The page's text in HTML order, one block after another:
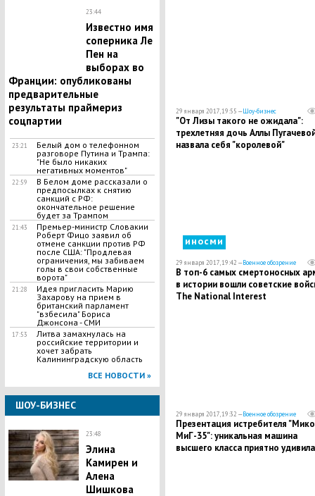
23:44
Известно имя
соперника Ле
Пен на
выборах во
Франции: опубликованы
предварительные
результаты праймериз
соцпартии
23:21
​Белый дом о телефонном
разговоре Путина и Трампа:
"Не было никаких
негативных моментов"
22:59
В Белом доме рассказали о
предпосылках к снятию
санкций с РФ:
окончательное решение
будет за Трампом
21:43
​Премьер-министр Словакии
Роберт Фицо заявил об
отмене санкции против РФ
после США: "Продлевая
ограничения, мы забиваем
голы в свои собственные
ворота"
21:28
Идея пригласить Марию
Захарову на прием в
британский парламент
"взбесила" Бориса
Джонсона - СМИ
17:53
Литва замахнулась на
российские территории и
хочет забрать
Калининградскую область
ВСЕ НОВОСТИ »
ШОУ-БИЗНЕС
23:48
Элина
Камирен и
Алена
Шишкова
29 января 2017, 19:55 —Шоу-бизнес
"От Лизы такого не ожидала":
трехлетняя дочь Аллы
назвала себя "королевой"
иносми
29 января 2017, 19:42 —Военное обозрение
В топ-6 самых смертоносных
в истории вошли советские
The National Interest
29 января 2017, 19:32 —Военное обозрение
​Презентация истребителя
МиГ-35": уникальная машина
высшего класса приятно удивила